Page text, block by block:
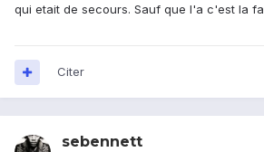
qui etait de secours. Sauf que l'a c'est la
Citer
sebennett